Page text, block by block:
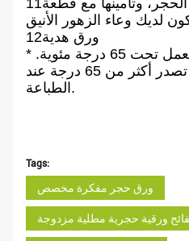
12ورق هدية
للطابعات الورقية التي تعمل تحت 65 درجة مئوية. *
طابعات الليزر عادة ما تصدر أكثر من 65 درجة عند
الطباعة.
Tags:
ورق حجر مفكرة مخصص
ورقية حجرية مطلية مزدوجة